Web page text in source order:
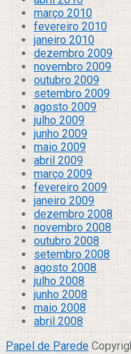
março 2010
fevereiro 2010
janeiro 2010
dezembro 2009
novembro 2009
outubro 2009
setembro 2009
agosto 2009
julho 2009
junho 2009
maio 2009
abril 2009
março 2009
fevereiro 2009
janeiro 2009
dezembro 2008
novembro 2008
outubro 2008
setembro 2008
agosto 2008
julho 2008
junho 2008
maio 2008
abril 2008
Papel de Parede